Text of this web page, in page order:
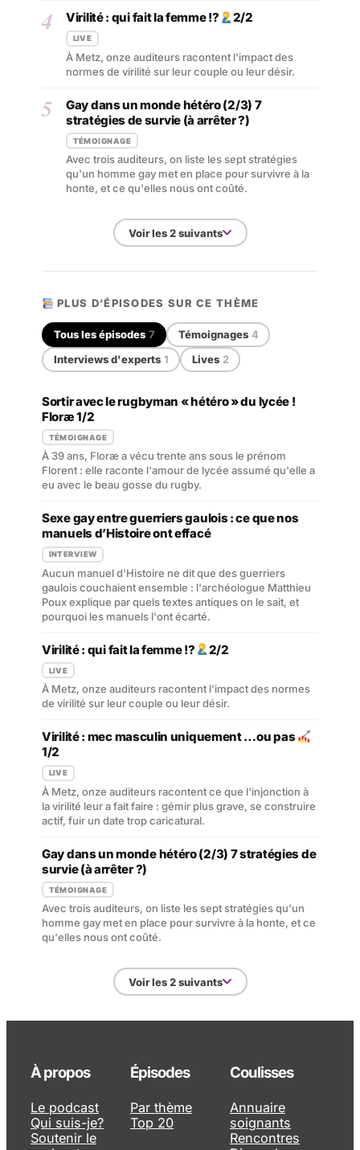
4 Virilité : qui fait la femme !? 2/2
LIVE
À Metz, onze auditeurs racontent l'impact des
normes de virilité sur leur couple ou leur désir.
5
Gay dans un monde hétéro (2/3) 7
stratégies de survie (à arrêter ?)
TÉMOIGNAGE
Avec trois auditeurs, on liste les sept stratégies
qu'un homme gay met en place pour survivre à la
honte, et ce qu'elles nous ont coûté.
Voir les 2 suivants
PLUS D’ÉPISODES SUR CE THÈME
Tous les épisodes 7 Témoignages 4
Interviews d'experts 1 Lives 2
Sortir avec le rugbyman « hétéro » du lycée !
Floræ 1/2
TÉMOIGNAGE
À 39 ans, Floræ a vécu trente ans sous le prénom
Florent : elle raconte l'amour de lycée assumé qu'elle a
eu avec le beau gosse du rugby.
Sexe gay entre guerriers gaulois : ce que nos
manuels d’Histoire ont effacé
INTERVIEW
Aucun manuel d'Histoire ne dit que des guerriers
gaulois couchaient ensemble : l'archéologue Matthieu
Poux explique par quels textes antiques on le sait, et
pourquoi les manuels l'ont écarté.
Virilité : qui fait la femme !? 2/2
LIVE
À Metz, onze auditeurs racontent l'impact des normes
de virilité sur leur couple ou leur désir.
Virilité : mec masculin uniquement …ou pas
1/2
LIVE
À Metz, onze auditeurs racontent ce que l'injonction à
la virilité leur a fait faire : gémir plus grave, se construire
actif, fuir un date trop caricatural.
Gay dans un monde hétéro (2/3) 7 stratégies de
survie (à arrêter ?)
TÉMOIGNAGE
Avec trois auditeurs, on liste les sept stratégies qu'un
homme gay met en place pour survivre à la honte, et ce
qu'elles nous ont coûté.
Voir les 2 suivants
À propos
Le podcast
Qui suis-je?
Soutenir le
Épisodes
Par thème
Top 20
Coulisses
Annuaire
soignants
Rencontres